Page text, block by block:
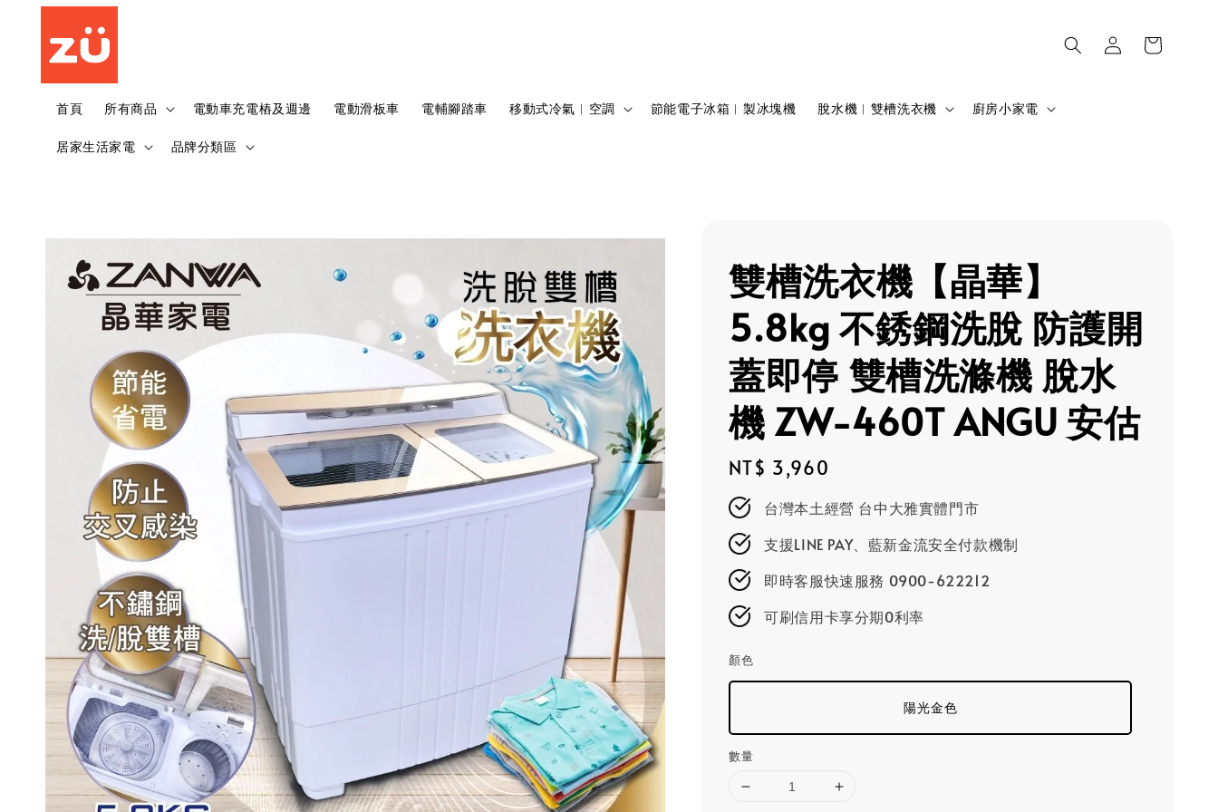
首頁 所有商品 電動車充電樁及週邊 電動滑板車 電輔腳踏車 移動式冷氣︱空調 節能電子冰箱︱製冰塊機 脫水機︱雙槽洗衣機 廚房小家電
居家生活家電 品牌分類區
雙槽洗衣機【晶華】
5.8kg 不銹鋼洗脫 防護開
蓋即停 雙槽洗滌機 脫水
機 ZW-460T ANGU 安估
Regular
price
NT$ 3,960
台灣本土經營 台中大雅實體門市
支援LINE PAY、藍新金流安全付款機制
即時客服快速服務 0900-622212
可刷信用卡享分期0利率
顏色
陽光金色
數量